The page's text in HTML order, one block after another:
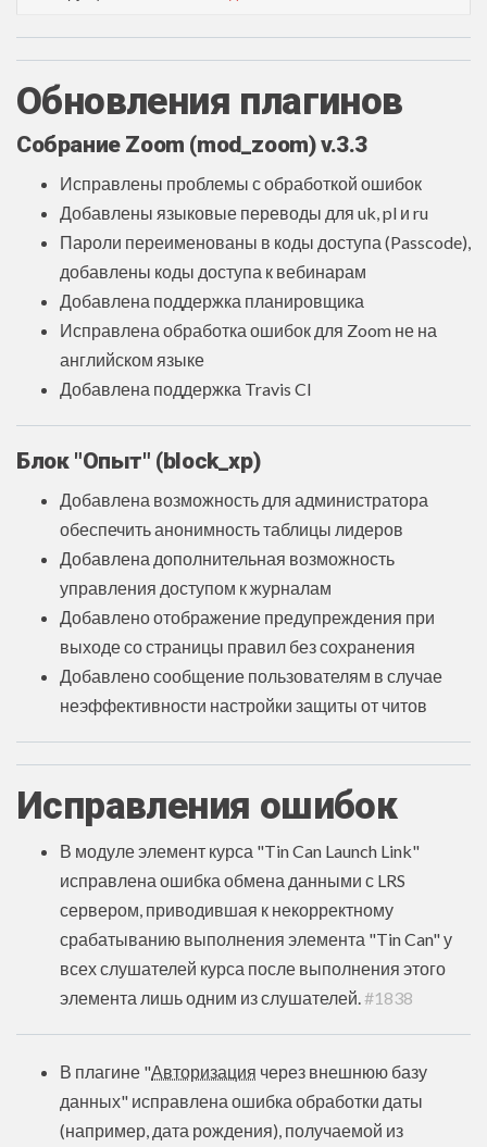
Обновления плагинов
Собрание Zoom (mod_zoom)v.3.3
Исправлены проблемы с обработкой ошибок
Добавлены языковые переводы для uk, pl и ru
Пароли переименованы в коды доступа (Passcode),
добавлены коды доступа к вебинарам
Добавлена поддержка планировщика
Исправлена обработка ошибок для Zoom не на
английском языке
Добавлена поддержка Travis CI
Блок "Опыт" (block_xp)
Добавлена возможность для администратора
обеспечить анонимность таблицы лидеров
Добавлена дополнительная возможность
управления доступом к журналам
Добавлено отображение предупреждения при
выходе со страницы правил без сохранения
Добавлено сообщение пользователям в случае
неэффективности настройки защиты от читов
Исправления ошибок
В модуле элемент курса "Tin Can Launch Link"
исправлена ошибка обмена данными с LRS
сервером, приводившая к некорректному
срабатыванию выполнения элемента "Tin Can" у
всех слушателей курса после выполнения этого
элемента лишь одним из слушателей. #1838
В плагине "Авторизация через внешнюю базу
данных" исправлена ошибка обработки даты
(например, дата рождения), получаемой из